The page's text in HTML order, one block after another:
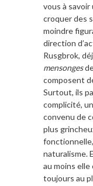
vous à
croquer des
moindre
direction
Rusgbrok,
mensonges
composent
Surtout, ils
complicité,
convenu de
plus
naturalisme.
au moins
toujours au